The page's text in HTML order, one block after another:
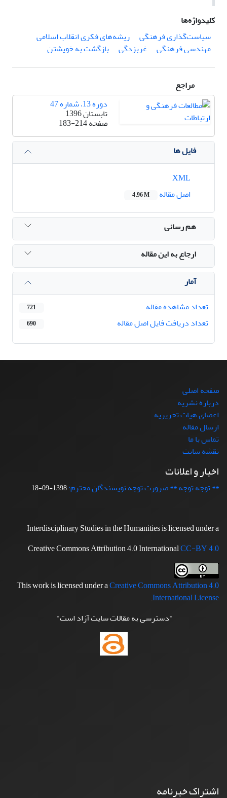
کلیدواژه‌ها
سیاست‌گذاری فرهنگی
ریشه‌های فکری انقلاب اسلامی
مهندسی فرهنگی
غربزدگی بازگشت به خویشتن
مراجع
دوره 13، شماره 47
تابستان 1396
صفحه183-214
فایل ها
اصل مقاله
4.96 M
هم رسانی
ارجاع به این مقاله
آمار
تعداد مشاهده مقاله
721
تعداد دریافت فایل اصل مقاله 690
صفحه اصلی
درباره نشریه
اعضای هیات تحریریه
ارسال مقاله
تماس با ما
نقشه سایت
اخبار و اعلانات
** توجه توجه ** ضرورت توجه نویسندگان محترم:1398-09-18
Interdisciplinary Studies in the Humanities is licensed under a
Creative Commons Attribution 4.0 InternationalCC-BY 4.0
This work is licensed under aCreative Commons Attribution 4.0
International License
.
"دسترسی به مقالات سایت آزاد است"
اشتراک خبرنامه